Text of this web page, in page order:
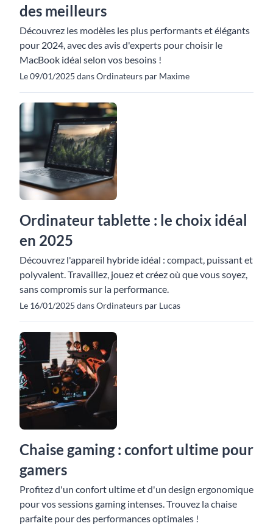
des meilleurs
Découvrez les modèles les plus performants et élégants
pour 2024, avec des avis d'experts pour choisir le
MacBook idéal selon vos besoins !
Le 09/01/2025 dans Ordinateurs par Maxime
Ordinateur tablette : le choix idéal
en 2025
Découvrez l'appareil hybride idéal : compact, puissant et
polyvalent. Travaillez, jouez et créez où que vous soyez,
sans compromis sur la performance.
Le 16/01/2025 dans Ordinateurs par Lucas
Chaise gaming : confort ultime pour
gamers
Profitez d'un confort ultime et d'un design ergonomique
pour vos sessions gaming intenses. Trouvez la chaise
parfaite pour des performances optimales !